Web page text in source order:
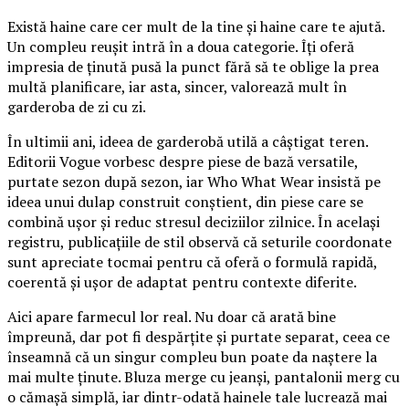
Există haine care cer mult de la tine și haine care te ajută.
Un compleu reușit intră în a doua categorie. Îți oferă
impresia de ținută pusă la punct fără să te oblige la prea
multă planificare, iar asta, sincer, valorează mult în
garderoba de zi cu zi.
În ultimii ani, ideea de garderobă utilă a câștigat teren.
Editorii Vogue vorbesc despre piese de bază versatile,
purtate sezon după sezon, iar Who What Wear insistă pe
ideea unui dulap construit conștient, din piese care se
combină ușor și reduc stresul deciziilor zilnice. În același
registru, publicațiile de stil observă că seturile coordonate
sunt apreciate tocmai pentru că oferă o formulă rapidă,
coerentă și ușor de adaptat pentru contexte diferite.
Aici apare farmecul lor real. Nu doar că arată bine
împreună, dar pot fi despărțite și purtate separat, ceea ce
înseamnă că un singur compleu bun poate da naștere la
mai multe ținute. Bluza merge cu jeanși, pantalonii merg cu
o cămașă simplă, iar dintr-odată hainele tale lucrează mai